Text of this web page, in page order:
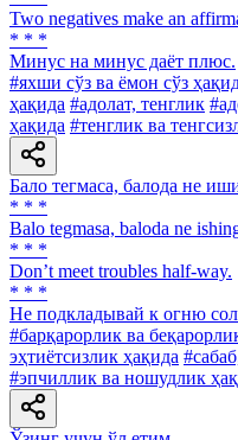
Two negatives make an
* * *
Минус на минус даёт плюс.
#яхши сўз ва ёмон сўз
ҳақида #адолат, тенглик
ҳақида #тенглик ва
Бало тегмаса, балода не
* * *
Balo tegmasa, baloda ne
* * *
Don’t meet troubles half-way.
* * *
He подкладывай к огню
#барқарорлик ва
эҳтиётсизлик ҳақида
#эпчиллик ва ношудлик